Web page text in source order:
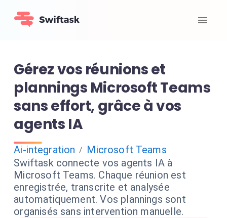
Gérez vos réunions et
plannings Microsoft Teams
sans effort, grâce à vos
agents IA
Ai-integration / Microsoft Teams
Swiftask connecte vos agents IA à
Microsoft Teams. Chaque réunion est
enregistrée, transcrite et analysée
automatiquement. Vos plannings sont
organisés sans intervention manuelle.